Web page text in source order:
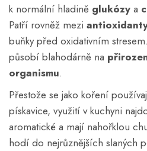
k normální hladině glukózy a
Patří rovněž mezi
buňky před oxidativním
působí blahodárně na
organismu.
Přestože se jako koření
pískavice, využití v kuchyni
aromatické a mají nahořklou
hodí do nejrůznějších slaných